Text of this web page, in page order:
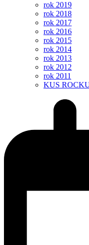
rok 2019
rok 2018
rok 2017
rok 2016
rok 2015
rok 2014
rok 2013
rok 2012
rok 2011
KUS